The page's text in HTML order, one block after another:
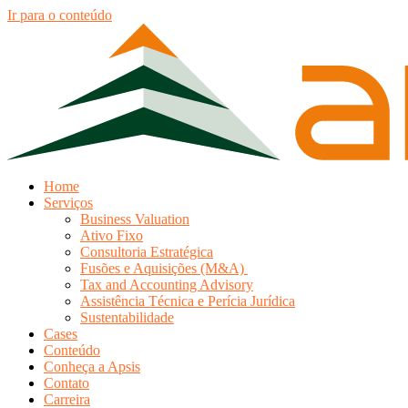
Ir para o conteúdo
Home
Serviços
Business Valuation
Ativo Fixo
Consultoria Estratégica
Fusões e Aquisições (M&A)
Tax and Accounting Advisory
Assistência Técnica e Perícia Jurídica
Sustentabilidade
Cases
Conteúdo
Conheça a Apsis
Contato
Carreira